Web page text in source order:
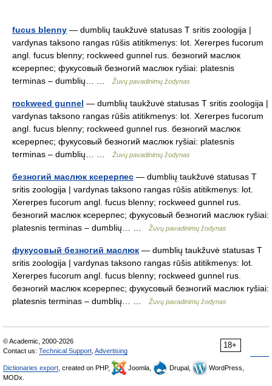
fucus blenny — dumblių taukžuvė statusas T sritis zoologija |
vardynas taksono rangas rūšis atitikmenys: lot. Xererpes fucorum
angl. fucus blenny; rockweed gunnel rus. безногий маслюк
ксерерпес; фукусовый безногий маслюк ryšiai: platesnis
terminas – dumblių… …
Žuvų pavadinimų žodynas
rockweed gunnel — dumblių taukžuvė statusas T sritis zoologija |
vardynas taksono rangas rūšis atitikmenys: lot. Xererpes fucorum
angl. fucus blenny; rockweed gunnel rus. безногий маслюк
ксерерпес; фукусовый безногий маслюк ryšiai: platesnis
terminas – dumblių… …
Žuvų pavadinimų žodynas
безногий маслюк ксерерпес — dumblių taukžuvė statusas T
sritis zoologija | vardynas taksono rangas rūšis atitikmenys: lot.
Xererpes fucorum angl. fucus blenny; rockweed gunnel rus.
безногий маслюк ксерерпес; фукусовый безногий маслюк ryšiai:
platesnis terminas – dumblių… …
Žuvų pavadinimų žodynas
фукусовый безногий маслюк — dumblių taukžuvė statusas T
sritis zoologija | vardynas taksono rangas rūšis atitikmenys: lot.
Xererpes fucorum angl. fucus blenny; rockweed gunnel rus.
безногий маслюк ксерерпес; фукусовый безногий маслюк ryšiai:
platesnis terminas – dumblių… …
Žuvų pavadinimų žodynas
18+
© Academic, 2000-2026
Contact us: Technical Support Advertising
Dictionaries export , created on PHP, Joomla, Drupal,
WordPress,
MODx.